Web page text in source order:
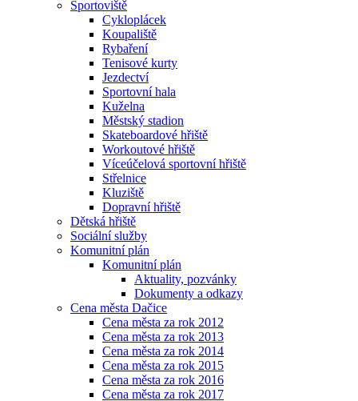
Sportoviště
Cykloplácek
Koupaliště
Rybaření
Tenisové kurty
Jezdectví
Sportovní hala
Kuželna
Městský stadion
Skateboardové hřiště
Workoutové hřiště
Víceúčelová sportovní hřiště
Střelnice
Kluziště
Dopravní hřiště
Dětská hřiště
Sociální služby
Komunitní plán
Komunitní plán
Aktuality, pozvánky
Dokumenty a odkazy
Cena města Dačice
Cena města za rok 2012
Cena města za rok 2013
Cena města za rok 2014
Cena města za rok 2015
Cena města za rok 2016
Cena města za rok 2017